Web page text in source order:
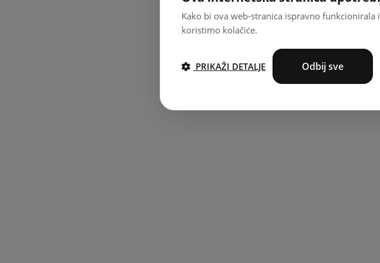
Kako bi ova web-stranica ispravno
koristimo kolačiće.
Odbij sve
PRIKAŽI DETALJE